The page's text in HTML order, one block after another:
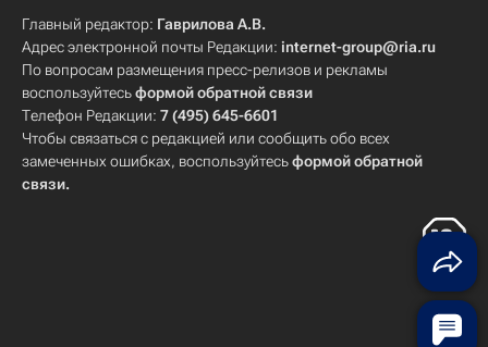
Главный редактор: Гаврилова А.В.
Адрес электронной почты Редакции: internet-group@ria.ru
По вопросам размещения пресс-релизов и рекламы
воспользуйтесьформой обратной связи
Телефон Редакции: 7 (495) 645-6601
Чтобы связаться с редакцией или сообщить обо всех
замеченных ошибках, воспользуйтесьформой обратной
связи.